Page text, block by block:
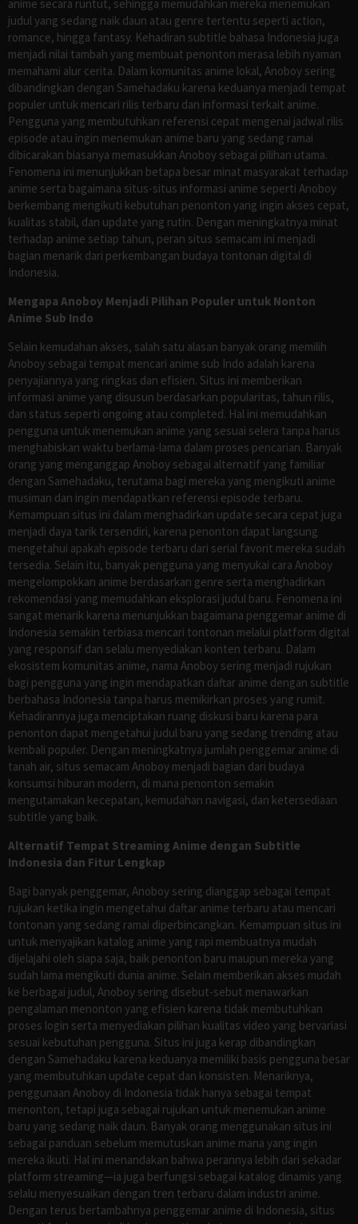
anime secara runtut, sehingga memudahkan mereka menemukan
judul yang sedang naik daun atau genre tertentu seperti action,
romance, hingga fantasy. Kehadiran subtitle bahasa Indonesia juga
menjadi nilai tambah yang membuat penonton merasa lebih nyaman
memahami alur cerita. Dalam komunitas anime lokal, Anoboy sering
dibandingkan dengan Samehadaku karena keduanya menjadi tempat
populer untuk mencari rilis terbaru dan informasi terkait anime.
Pengguna yang membutuhkan referensi cepat mengenai jadwal rilis
episode atau ingin menemukan anime baru yang sedang ramai
dibicarakan biasanya memasukkan Anoboy sebagai pilihan utama.
Fenomena ini menunjukkan betapa besar minat masyarakat terhadap
anime serta bagaimana situs-situs informasi anime seperti Anoboy
berkembang mengikuti kebutuhan penonton yang ingin akses cepat,
kualitas stabil, dan update yang rutin. Dengan meningkatnya minat
terhadap anime setiap tahun, peran situs semacam ini menjadi
bagian menarik dari perkembangan budaya tontonan digital di
Indonesia.
Mengapa Anoboy Menjadi Pilihan Populer untuk Nonton
Anime Sub Indo
Selain kemudahan akses, salah satu alasan banyak orang memilih
Anoboy sebagai tempat mencari anime sub Indo adalah karena
penyajiannya yang ringkas dan efisien. Situs ini memberikan
informasi anime yang disusun berdasarkan popularitas, tahun rilis,
dan status seperti ongoing atau completed. Hal ini memudahkan
pengguna untuk menemukan anime yang sesuai selera tanpa harus
menghabiskan waktu berlama-lama dalam proses pencarian. Banyak
orang yang menganggap Anoboy sebagai alternatif yang familiar
dengan Samehadaku, terutama bagi mereka yang mengikuti anime
musiman dan ingin mendapatkan referensi episode terbaru.
Kemampuan situs ini dalam menghadirkan update secara cepat juga
menjadi daya tarik tersendiri, karena penonton dapat langsung
mengetahui apakah episode terbaru dari serial favorit mereka sudah
tersedia. Selain itu, banyak pengguna yang menyukai cara Anoboy
mengelompokkan anime berdasarkan genre serta menghadirkan
rekomendasi yang memudahkan eksplorasi judul baru. Fenomena ini
sangat menarik karena menunjukkan bagaimana penggemar anime di
Indonesia semakin terbiasa mencari tontonan melalui platform digital
yang responsif dan selalu menyediakan konten terbaru. Dalam
ekosistem komunitas anime, nama Anoboy sering menjadi rujukan
bagi pengguna yang ingin mendapatkan daftar anime dengan subtitle
berbahasa Indonesia tanpa harus memikirkan proses yang rumit.
Kehadirannya juga menciptakan ruang diskusi baru karena para
penonton dapat mengetahui judul baru yang sedang trending atau
kembali populer. Dengan meningkatnya jumlah penggemar anime di
tanah air, situs semacam Anoboy menjadi bagian dari budaya
konsumsi hiburan modern, di mana penonton semakin
mengutamakan kecepatan, kemudahan navigasi, dan ketersediaan
subtitle yang baik.
Alternatif Tempat Streaming Anime dengan Subtitle
Indonesia dan Fitur Lengkap
Bagi banyak penggemar, Anoboy sering dianggap sebagai tempat
rujukan ketika ingin mengetahui daftar anime terbaru atau mencari
tontonan yang sedang ramai diperbincangkan. Kemampuan situs ini
untuk menyajikan katalog anime yang rapi membuatnya mudah
dijelajahi oleh siapa saja, baik penonton baru maupun mereka yang
sudah lama mengikuti dunia anime. Selain memberikan akses mudah
ke berbagai judul, Anoboy sering disebut-sebut menawarkan
pengalaman menonton yang efisien karena tidak membutuhkan
proses login serta menyediakan pilihan kualitas video yang bervariasi
sesuai kebutuhan pengguna. Situs ini juga kerap dibandingkan
dengan Samehadaku karena keduanya memiliki basis pengguna besar
yang membutuhkan update cepat dan konsisten. Menariknya,
penggunaan Anoboy di Indonesia tidak hanya sebagai tempat
menonton, tetapi juga sebagai rujukan untuk menemukan anime
baru yang sedang naik daun. Banyak orang menggunakan situs ini
sebagai panduan sebelum memutuskan anime mana yang ingin
mereka ikuti. Hal ini menandakan bahwa perannya lebih dari sekadar
platform streaming—ia juga berfungsi sebagai katalog dinamis yang
selalu menyesuaikan dengan tren terbaru dalam industri anime.
Dengan terus bertambahnya penggemar anime di Indonesia, situs